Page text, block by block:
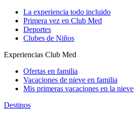
La experiencia todo incluido
Primera vez en Club Med
Deportes
Clubes de Niños
Experiencias Club Med
Ofertas en familia
Vacaciones de nieve en familia
Mis primeras vacaciones en la nieve
Destinos